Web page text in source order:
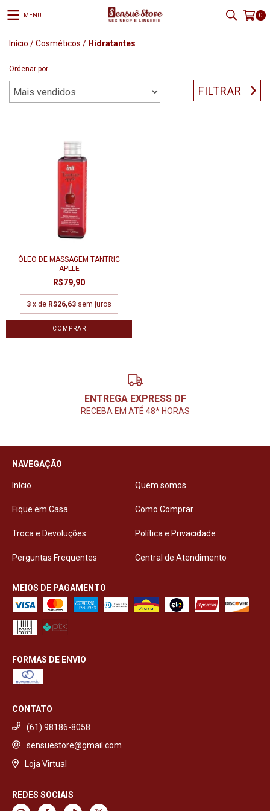
MENU 0
Início /Cosméticos / Hidratantes
Ordenar por
FILTRAR
ÓLEO DE MASSAGEM TANTRIC
APLLE
R$79,90
3 x de R$26,63 sem juros
ENTREGA EXPRESS DF
RECEBA EM ATÉ 48* HORAS
NAVEGAÇÃO
Início Quem somos
Fique em Casa Como Comprar
Troca e Devoluções Política e Privacidade
Perguntas Frequentes Central de Atendimento
MEIOS DE PAGAMENTO
FORMAS DE ENVIO
CONTATO
(61) 98186-8058
sensuestore@gmail.com
Loja Virtual
REDES SOCIAIS